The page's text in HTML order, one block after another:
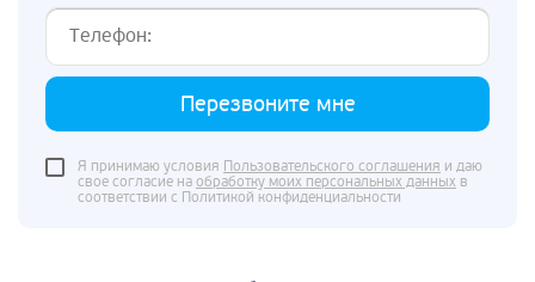
Перезвоните мне
Я принимаю условия Пользовательского соглашения и даю
свое согласие на обработку моих персональных данных в
соответствии с Политикой конфиденциальности